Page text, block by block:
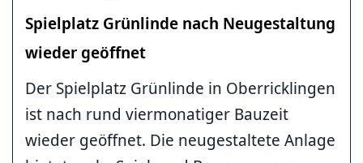
Spielplatz Grünlinde nach Neugestaltung
wieder geöffnet
Der Spielplatz Grünlinde in Oberricklingen
ist nach rund viermonatiger Bauzeit
wieder geöffnet. Die neugestaltete Anlage